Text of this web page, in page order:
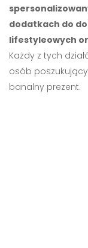
dodatkach do
lifestyleowych
Każdy z tych
osób
banalny prezent.